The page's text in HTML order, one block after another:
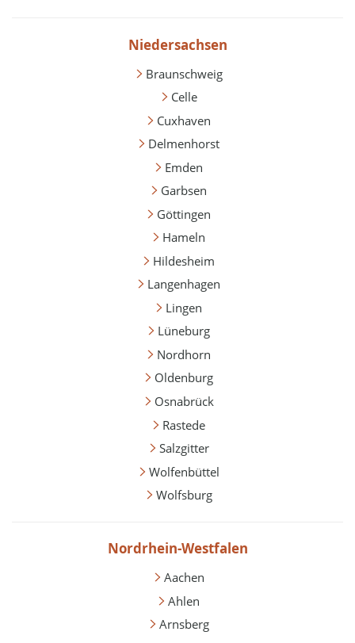
Niedersachsen
Braunschweig
Celle
Cuxhaven
Delmenhorst
Emden
Garbsen
Göttingen
Hameln
Hildesheim
Langenhagen
Lingen
Lüneburg
Nordhorn
Oldenburg
Osnabrück
Rastede
Salzgitter
Wolfenbüttel
Wolfsburg
Nordrhein-Westfalen
Aachen
Ahlen
Arnsberg